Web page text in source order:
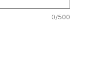
0/500